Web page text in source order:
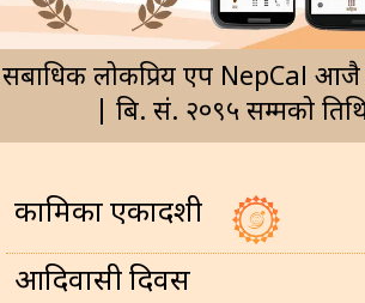
सर्बाधिक लोकप्रिय एप NepCal आजै
| बि. सं. २०९५ सम्मको तिथि
कामिका एकादशी
आदिवासी दिवस